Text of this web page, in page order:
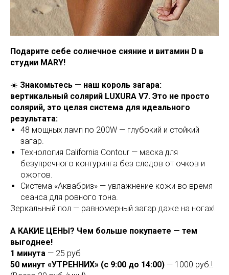
Подарите себе солнечное сияние и витамин D в
студии MARY!
☀️ Знакомьтесь — наш король загара:
вертикальный солярий LUXURA V7. Это не просто
солярий, это целая система для идеального
результата:
48 мощных ламп по 200W — глубокий и стойкий
загар.
Технология California Contour — маска для
безупречного контуринга без следов от очков и
ожогов.
Система «Аквабриз» — увлажнение кожи во время
сеанса для ровного тона.
Зеркальный пол — равномерный загар даже на ногах!
А КАКИЕ ЦЕНЫ? Чем больше покупаете — тем
выгоднее!
1 минута — 25 руб
50 минут «УТРЕННИХ» (с 9:00 до 14:00) — 1000 руб.!